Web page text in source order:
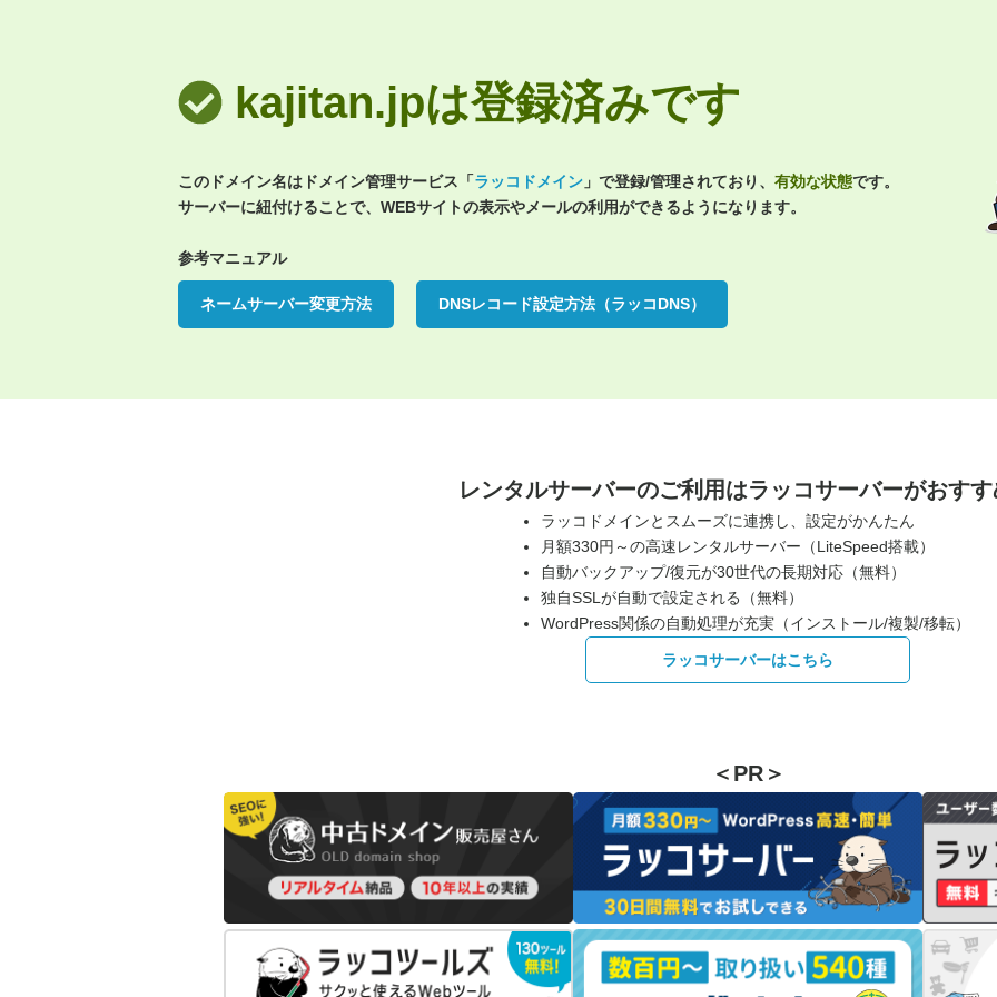
kajitan.jpは登録済みです
このドメイン名はドメイン管理サービス「ラッコドメイン 」で登録/管理されており、 有効な状態です。
サーバーに紐付けることで、WEBサイトの表示やメールの利用ができるようになります。
参考マニュアル
ネームサーバー変更方法 DNSレコード設定方法（ラッコDNS）
レンタルサーバーのご利用はラッコサーバーがおす
ラッコドメインとスムーズに連携し、設定がかんたん
月額330円～の高速レンタルサーバー（LiteSpeed搭載）
自動バックアップ/復元が30世代の長期対応（無料）
独自SSLが自動で設定される（無料）
WordPress関係の自動処理が充実（インストール/複製/移転）
ラッコサーバーはこちら
＜PR＞